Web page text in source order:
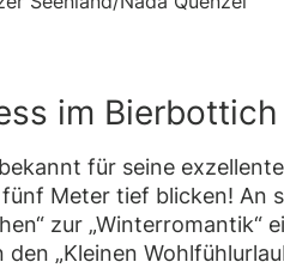
im Bierbottich
für seine exzellente
Meter tief blicken! An
zur „Winterromantik“
„Kleinen